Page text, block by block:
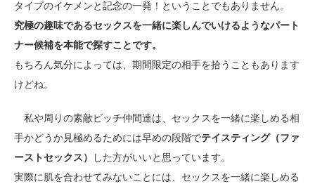
タイプのイケメンと記念の一発！ということでもありません。
究極の趣味であるセックスを一緒に楽しんでいけるようなパート
ナー候補を本能で探すことです。
もちろん気分によっては、期間限定の相手を拾うこともあります
けどね。
私や周りの素敵ビッチ仲間達は、セックスを一緒に楽しめる相
手かどうか見極めるためには早めの段階でテイスティング（ファ
ーストセックス）
した方がいいと思っています。
実際に肌を合わせてみないことには、セックスを一緒に楽しめる